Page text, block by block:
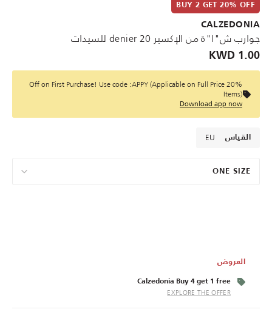
BUY 2 GET 20% OFF
CALZEDONIA
جوارب ش"ا"ة من الإكسير 20 denier للسيدات
1.00 KWD
20% Off on First Purchase! Use code :APPY (Applicable on Full Price
Items)
Download app now
القياس EU
ONE SIZE
العروض
Calzedonia Buy 4 get 1 free
EXPLORE THE OFFER